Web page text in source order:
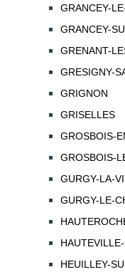
GRANCEY-
GRANCEY-
GRENANT-
GRESIGNY-
GRIGNON
GRISELLES
GROSBOIS-
GROSBOIS-
GURGY-LA-
GURGY-LE-
HEUILLEY-